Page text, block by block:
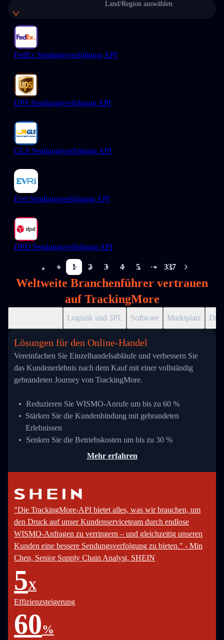
Land/Region auswählen
FedEx Sendungsverfolgung API
UPS Sendungsverfolgung API
GLS Sendungsverfolgung API
Evri Sendungsverfolgung API
DPD Sendungsverfolgung API
1 2 3 4 5
More pages
337
Weltweite Branchenführer vertrauen
auf TrackingMore
Logistik und 3PL Software Marktplatz
Lösungen für den Online-Handel
Vereinfachen Sie Einzelhandelsabläufe und verbessern Sie
das Kundenerlebnis nach dem Kauf mit einer vollständig
gebrandeten Journey von TrackingMore.
Reduzieren Sie WISMO-Anrufe um bis zu 60 %
Stärken Sie die Kundenbindung mit gebrandeten
Erlebnissen
Senken Sie die Betriebskosten um bis zu 30 %
Mehr erfahren
"Die TrackingMore-API bietet alles, was wir brauchen, um
den Druck auf unser Kundenserviceteam durch endlose
WISMO-Anfragen zu verringern – und gleichzeitig unseren
Kunden eine bessere Sendungsverfolgung zu bieten." - Min
Chen, Senior Supply Chain Analyst, SHEIN
5X
Effizienzsteigerung
60%